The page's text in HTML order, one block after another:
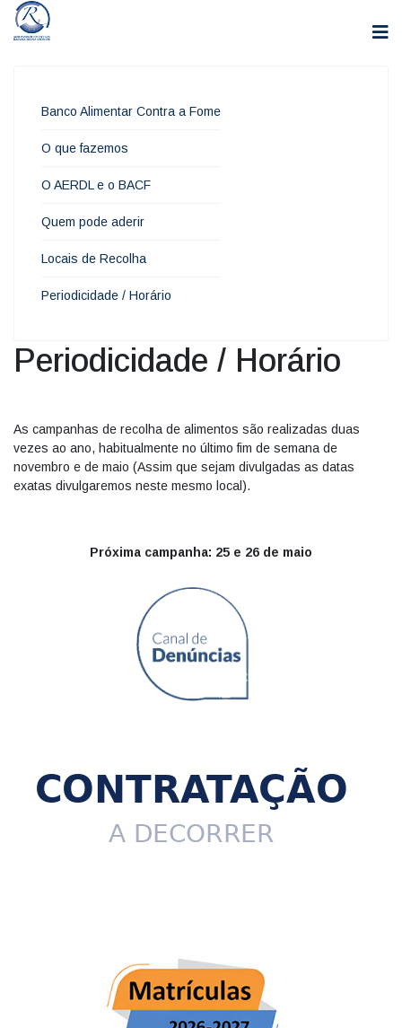
Banco Alimentar Contra a Fome
O que fazemos
O AERDL e o BACF
Quem pode aderir
Locais de Recolha
Periodicidade / Horário
Periodicidade / Horário
As campanhas de recolha de alimentos são realizadas duas
vezes ao ano, habitualmente no último fim de semana de
novembro e de maio (Assim que sejam divulgadas as datas
exatas divulgaremos neste mesmo local).
Próxima campanha: 25 e 26 de maio